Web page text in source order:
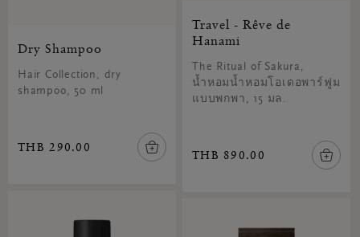
Travel - Rêve de
Hanami
The Ritual of Sakura,
น้ำหอมน้ำหอมโอเดอพาร์ฟูม
แบบพกพา, 15 มล.
THB 890.00
Dry Shampoo
Hair Collection, dry
shampoo, 50 ml
THB 290.00